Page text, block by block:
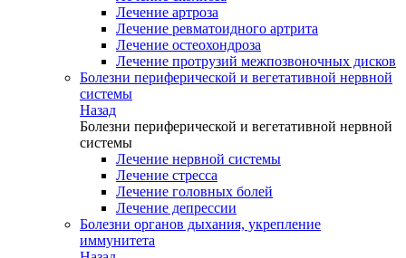
Лечение артроза
Лечение ревматоидного артрита
Лечение остеохондроза
Лечение протрузий межпозвоночных дисков
Болезни периферической и вегетативной нервной
системы
Назад
Болезни периферической и вегетативной нервной
системы
Лечение нервной системы
Лечение стресса
Лечение головных болей
Лечение депрессии
Болезни органов дыхания, укрепление
иммунитета